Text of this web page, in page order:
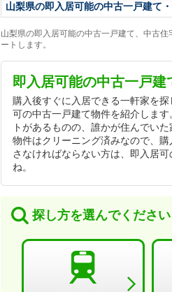
山梨県の即入居可能の中古一戸建て
山梨県の即入居可能の中古一戸建て、中古
ートします。
即入居可能の中古一戸建
購入後すぐに入居できる一軒家を
可の中古一戸建て物件を紹介しま
トがあるものの、誰かが住んでい
物件はクリーニング済みなので、
さなければならない方は、即入居
ね。
探し方を選んでください